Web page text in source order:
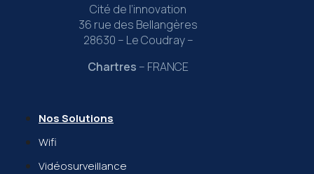
Cité de l’innovation
36 rue des Bellangères
28630 – Le Coudray –
Chartres – FRANCE
Nos Solutions
Wifi
Vidéosurveillance